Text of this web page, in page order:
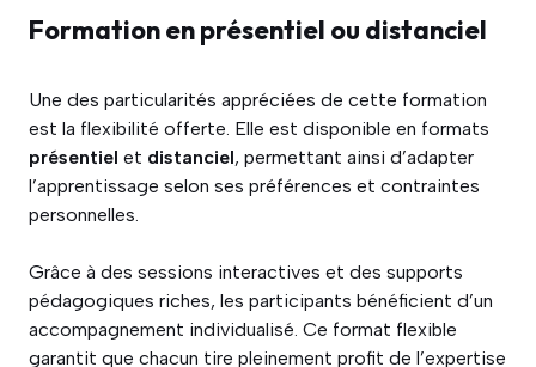
Formation en présentiel ou distanciel
Une des particularités appréciées de cette formation
est la flexibilité offerte. Elle est disponible en formats
présentiel et distanciel, permettant ainsi d’adapter
l’apprentissage selon ses préférences et contraintes
personnelles.
Grâce à des sessions interactives et des supports
pédagogiques riches, les participants bénéficient d’un
accompagnement individualisé. Ce format flexible
garantit que chacun tire pleinement profit de l’expertise